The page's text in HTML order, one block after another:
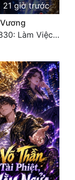
21 giờ trước
Chương 1330: Làm Việc Rồi (4/5)